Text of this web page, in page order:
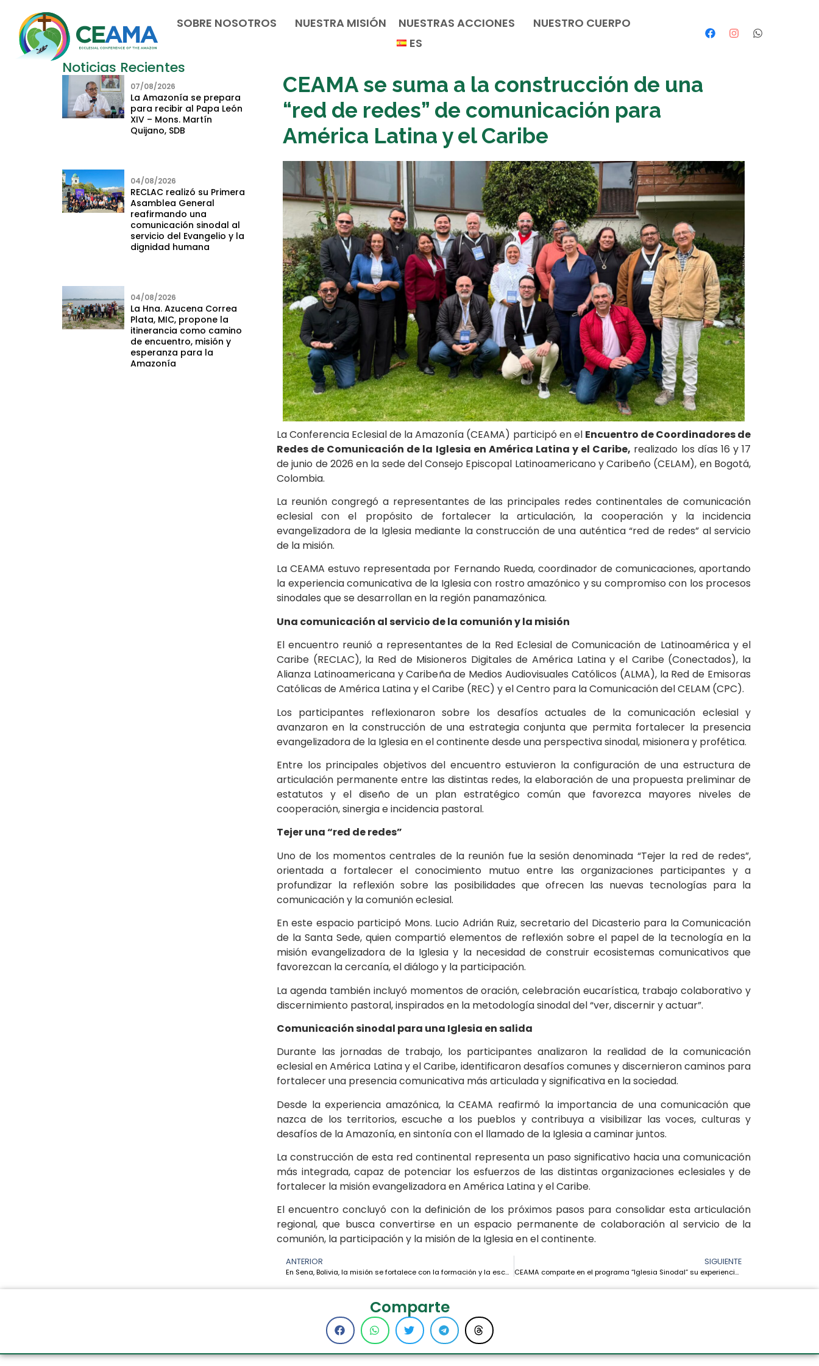
SOBRE NOSOTROS NUESTRA MISIÓN NUESTRAS ACCIONES
NUESTRO CUERPO
ES
Noticias Recientes
07/08/2026
La Amazonía se prepara
para recibir al Papa León
XIV – Mons. Martín
Quijano, SDB
04/08/2026
RECLAC realizó su Primera
Asamblea General
reafirmando una
comunicación sinodal al
servicio del Evangelio y la
dignidad humana
04/08/2026
La Hna. Azucena Correa
Plata, MIC, propone la
itinerancia como camino
de encuentro, misión y
esperanza para la
Amazonía
CEAMA se suma a la construcción de una
“red de redes” de comunicación para
América Latina y el Caribe
La Conferencia Eclesial de la Amazonía (CEAMA) participó en el Encuentro de Coordinadores de
Redes de Comunicación de la Iglesia en América Latina y el Caribe, realizado los días 16 y 17
de junio de 2026 en la sede del Consejo Episcopal Latinoamericano y Caribeño (CELAM), en Bogotá,
Colombia.
La reunión congregó a representantes de las principales redes continentales de comunicación
eclesial con el propósito de fortalecer la articulación, la cooperación y la incidencia
evangelizadora de la Iglesia mediante la construcción de una auténtica “red de redes” al servicio
de la misión.
La CEAMA estuvo representada por Fernando Rueda, coordinador de comunicaciones, aportando
la experiencia comunicativa de la Iglesia con rostro amazónico y su compromiso con los procesos
sinodales que se desarrollan en la región panamazónica.
Una comunicación al servicio de la comunión y la misión
El encuentro reunió a representantes de la Red Eclesial de Comunicación de Latinoamérica y el
Caribe (RECLAC), la Red de Misioneros Digitales de América Latina y el Caribe (Conectados), la
Alianza Latinoamericana y Caribeña de Medios Audiovisuales Católicos (ALMA), la Red de Emisoras
Católicas de América Latina y el Caribe (REC) y el Centro para la Comunicación del CELAM (CPC).
Los participantes reflexionaron sobre los desafíos actuales de la comunicación eclesial y
avanzaron en la construcción de una estrategia conjunta que permita fortalecer la presencia
evangelizadora de la Iglesia en el continente desde una perspectiva sinodal, misionera y profética.
Entre los principales objetivos del encuentro estuvieron la configuración de una estructura de
articulación permanente entre las distintas redes, la elaboración de una propuesta preliminar de
estatutos y el diseño de un plan estratégico común que favorezca mayores niveles de
cooperación, sinergia e incidencia pastoral.
Tejer una “red de redes”
Uno de los momentos centrales de la reunión fue la sesión denominada “Tejer la red de redes”,
orientada a fortalecer el conocimiento mutuo entre las organizaciones participantes y a
profundizar la reflexión sobre las posibilidades que ofrecen las nuevas tecnologías para la
comunicación y la comunión eclesial.
En este espacio participó Mons. Lucio Adrián Ruiz, secretario del Dicasterio para la Comunicación
de la Santa Sede, quien compartió elementos de reflexión sobre el papel de la tecnología en la
misión evangelizadora de la Iglesia y la necesidad de construir ecosistemas comunicativos que
favorezcan la cercanía, el diálogo y la participación.
La agenda también incluyó momentos de oración, celebración eucarística, trabajo colaborativo y
discernimiento pastoral, inspirados en la metodología sinodal del “ver, discernir y actuar”.
Comunicación sinodal para una Iglesia en salida
Durante las jornadas de trabajo, los participantes analizaron la realidad de la comunicación
eclesial en América Latina y el Caribe, identificaron desafíos comunes y discernieron caminos para
fortalecer una presencia comunicativa más articulada y significativa en la sociedad.
Desde la experiencia amazónica, la CEAMA reafirmó la importancia de una comunicación que
nazca de los territorios, escuche a los pueblos y contribuya a visibilizar las voces, culturas y
desafíos de la Amazonía, en sintonía con el llamado de la Iglesia a caminar juntos.
La construcción de esta red continental representa un paso significativo hacia una comunicación
más integrada, capaz de potenciar los esfuerzos de las distintas organizaciones eclesiales y de
fortalecer la misión evangelizadora en América Latina y el Caribe.
El encuentro concluyó con la definición de los próximos pasos para consolidar esta articulación
regional, que busca convertirse en un espacio permanente de colaboración al servicio de la
comunión, la participación y la misión de la Iglesia en el continente.
ANTERIOR
En Sena, Bolivia, la misión se fortalece con la formación y la escucha de los pueblos amazónicos
SIGUIENTE
CEAMA comparte en el programa “Iglesia Sinodal” su experiencia de una Iglesia con rostro amazónico
Comparte